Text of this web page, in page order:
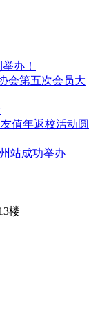
办！
会第五次会员大
值年返校活动圆
站成功举办
楼